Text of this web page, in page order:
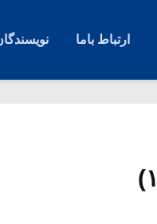
ارتباط باما